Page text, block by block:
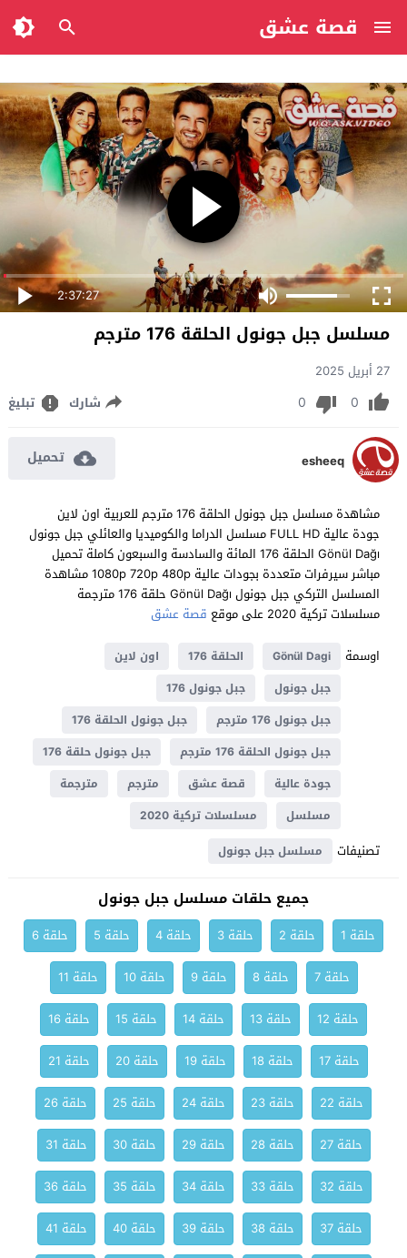
قصة عشق
2:37:27
مسلسل جبل جونول الحلقة 176 مترجم
27 أبريل 2025
0
0 شارك تبليغ
esheeq تحميل
مشاهدة مسلسل جبل جونول الحلقة 176 مترجم للعربية اون لاين
جودة عالية FULL HD مسلسل الدراما والكوميديا والعائلي جبل جونول
Gönül Dağı الحلقة 176 المائة والسادسة والسبعون كاملة تحميل
مباشر سيرفرات متعددة بجودات عالية 1080p 720p 480p مشاهدة
المسلسل التركي جبل جونول Gönül Dağı حلقة 176 مترجمة
مسلسلات تركية 2020 على موقع
قصة عشق
اوسمة
Gönül Dagi الحلقة 176
اون لاين
جبل جونول
جبل جونول 176
جبل جونول 176 مترجم
جبل جونول الحلقة 176
جبل جونول الحلقة 176 مترجم
جبل جونول حلقة 176
جودة عالية
قصة عشق مترجم
مترجمة
مسلسل
مسلسلات تركية 2020
تصنيفات مسلسل جبل جونول
جميع حلقات مسلسل جبل جونول
حلقة 1 حلقة 2 حلقة 3 حلقة 4 حلقة 5
حلقة 6
حلقة 7
حلقة 8 حلقة 9 حلقة 10
حلقة 11
حلقة 12
حلقة 13 حلقة 14 حلقة 15
حلقة 16
حلقة 17
حلقة 18 حلقة 19 حلقة 20
حلقة 21
حلقة 22
حلقة 23 حلقة 24 حلقة 25
حلقة 26
حلقة 27
حلقة 28 حلقة 29 حلقة 30
حلقة 31
حلقة 32
حلقة 33 حلقة 34 حلقة 35
حلقة 36
حلقة 37
حلقة 38 حلقة 39 حلقة 40
حلقة 41